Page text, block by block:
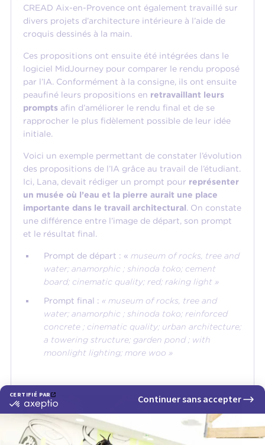
CREAD Aix-en-Provence ont également travaillé sur
divers projets d’architecture intérieure à l’aide de
croquis dessinés à la main.
Ces propositions ont ensuite été intégrées dans le
logiciel MidJourney pour comparer le rendu proposé
par l’IA. Conformément à la consigne, ils ont ensuite
peaufiné leurs propositions en retravaillant leurs
promptsafin d’améliorer le rendu final et de se
rapprocher le plus fidèlement possible de leur idée
initiale.
Voici un exemple permettant de constater l’évolution
des propositions de l’IA grâce au travail de l’étudiant.
Ici, Lana, devait rédiger un prompt pour représenter
un musée où l’eau et la pierre aurait une place
importante dans le travail architectural. On constate
une différence entre l’image de départ, son prompt
et le résultat final.
Prompt de départ : « museum of rocks, tree and
water; anamorphic ; shinoda toko; cement
board; cinematic quality; red; raking light »
Prompt final : « museum of rocks, tree and
water; anamorphic ; shinoda toko; reinforced
concrete ; cinematic quality; urban architecture;
a towering structure; garden pond ; with
moonlight lighting; more woo »